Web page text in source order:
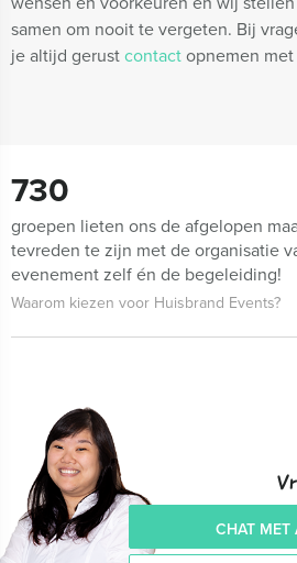
samen om nooit te vergeten. Bij
je altijd gerustcontactopnemen
730
groepen lieten ons de afgelopen
tevreden te zijn met de organisatie
evenement zelf én de begeleiding!
Waarom kiezen voor Huisbrand Events?
CHAT MET